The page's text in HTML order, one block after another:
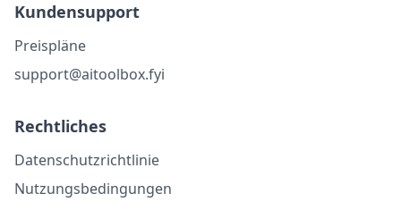
Kundensupport
Preispläne
support@aitoolbox.fyi
Rechtliches
Datenschutzrichtlinie
Nutzungsbedingungen